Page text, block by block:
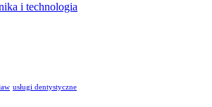
i technologia
usługi dentystyczne